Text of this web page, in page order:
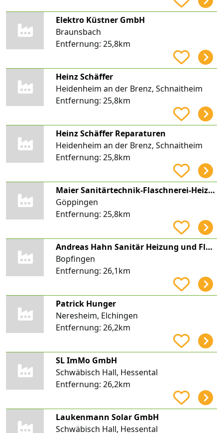
Elektro Küstner GmbH
Braunsbach
Entfernung: 25,8km
Heinz Schäffer
Heidenheim an der Brenz, Schnaitheim
Entfernung: 25,8km
Heinz Schäffer Reparaturen
Heidenheim an der Brenz, Schnaitheim
Entfernung: 25,8km
Maier Sanitärtechnik-Flaschnerei-Heizung e.K. Inh. Andreas Hiller
Göppingen
Entfernung: 25,8km
Andreas Hahn Sanitär Heizung und Flaschnerei
Bopfingen
Entfernung: 26,1km
Patrick Hunger
Neresheim, Elchingen
Entfernung: 26,2km
SL ImMo GmbH
Schwäbisch Hall, Hessental
Entfernung: 26,2km
Laukenmann Solar GmbH
Schwäbisch Hall, Hessental